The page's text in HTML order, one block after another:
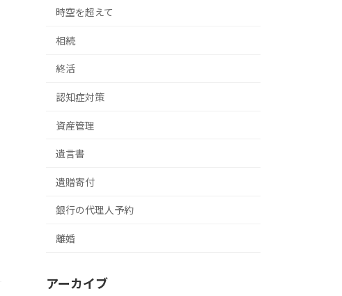
時空を超えて
相続
終活
認知症対策
資産管理
遺言書
遺贈寄付
銀行の代理人予約
離婚
アーカイブ